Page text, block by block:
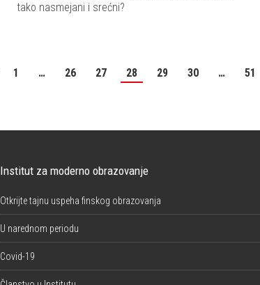
tako nasmejani i srećni?
1 … 26 27 28 29 30 … 51
Institut za moderno obrazovanje
Otkrijte tajnu uspeha finskog obrazovanja
U narednom periodu
Covid-19